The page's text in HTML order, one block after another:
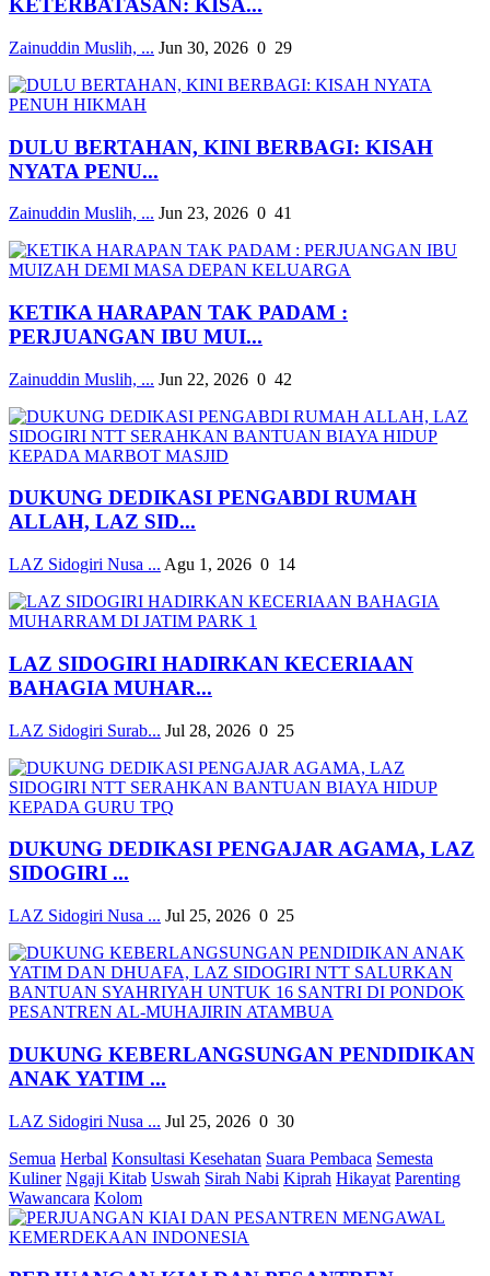
KETERBATASAN: KISA...
Zainuddin Muslih, ... Jun 30, 2026 0 29
DULU BERTAHAN, KINI BERBAGI: KISAH
NYATA PENU...
Zainuddin Muslih, ... Jun 23, 2026 0 41
KETIKA HARAPAN TAK PADAM :
PERJUANGAN IBU MUI...
Zainuddin Muslih, ... Jun 22, 2026 0 42
DUKUNG DEDIKASI PENGABDI RUMAH
ALLAH, LAZ SID...
LAZ Sidogiri Nusa ... Agu 1, 2026 0 14
LAZ SIDOGIRI HADIRKAN KECERIAAN
BAHAGIA MUHAR...
LAZ Sidogiri Surab... Jul 28, 2026 0 25
DUKUNG DEDIKASI PENGAJAR AGAMA, LAZ
SIDOGIRI ...
LAZ Sidogiri Nusa ... Jul 25, 2026 0 25
DUKUNG KEBERLANGSUNGAN PENDIDIKAN
ANAK YATIM ...
LAZ Sidogiri Nusa ... Jul 25, 2026 0 30
Semua Herbal Konsultasi Kesehatan Suara Pembaca Semesta
Kuliner Ngaji Kitab Uswah Sirah Nabi Kiprah Hikayat Parenting
Wawancara Kolom